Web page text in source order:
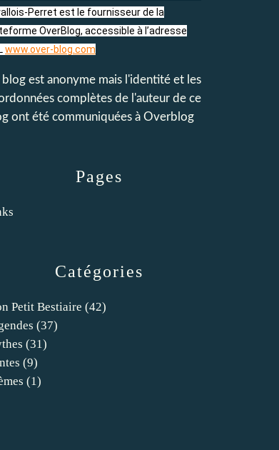
Catégories
Petit Bestiaire (42)
(37)
(31)
(9)
(1)
Pages
Perret est le fournisseur de la
OverBlog, accessible à l’adresse
www.over-blog.com
blog est anonyme mais l'identité et les
complètes de l'auteur de ce
ont été communiquées à Overblog